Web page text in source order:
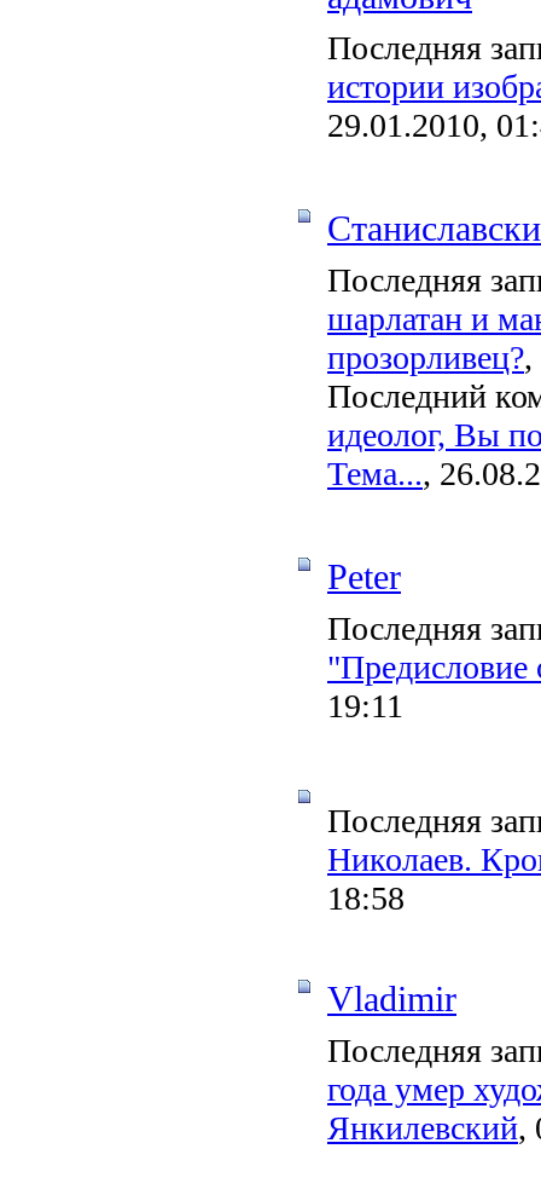
Последняя
истории
29.01.2010,
Последняя
шарлатан и
прозорливец?,
Последний
идеолог, Вы
Тема...,
Peter
Последняя
"Предисловие
19:11
Последняя
Николаев.
18:58
Vladimir
Последняя
года умер
Янкилевский,